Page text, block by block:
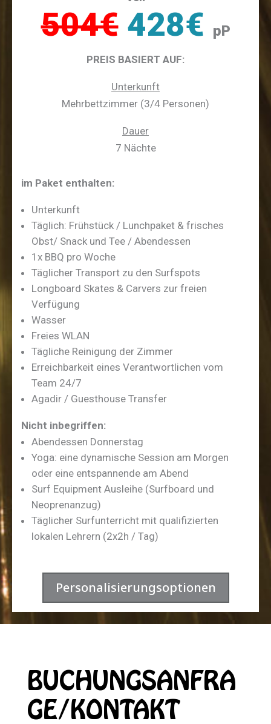
504€428€ pP
PREIS BASIERT AUF:
Unterkunft
Mehrbettzimmer (3/4 Personen)
Dauer
7 Nächte
im Paket enthalten:
Unterkunft
Täglich: Frühstück / Lunchpaket & frisches
Obst/ Snack und Tee / Abendessen
1x BBQ pro Woche
Täglicher Transport zu den Surfspots
Longboard Skates & Carvers zur freien
Verfügung
Wasser
Freies WLAN
Tägliche Reinigung der Zimmer
Erreichbarkeit eines Verantwortlichen vom
Team 24/7
Agadir / Guesthouse Transfer
Nicht inbegriffen:
Abendessen Donnerstag
Yoga: eine dynamische Session am Morgen
oder eine entspannende am Abend
Surf Equipment Ausleihe (Surfboard und
Neoprenanzug)
Täglicher Surfunterricht mit qualifizierten
lokalen Lehrern (2x2h / Tag)
Personalisierungsoptionen
BUCHUNGSANFRA
GE/KONTAKT